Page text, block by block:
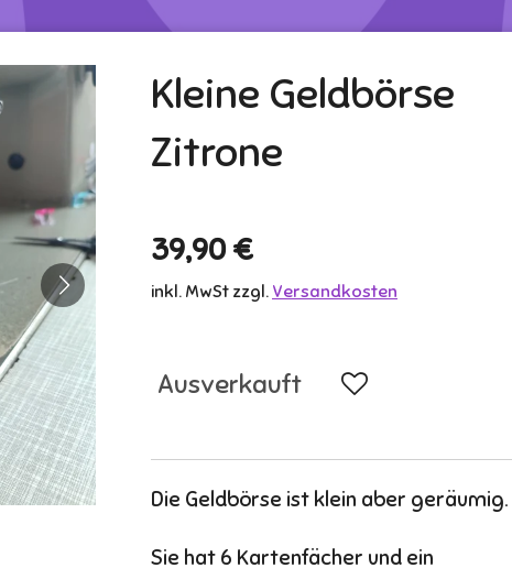
Kleine Geldbörse
Zitrone
39,90 €
inkl. MwSt zzgl. Versandkosten
Ausverkauft
Die Geldbörse ist klein aber geräumig.
Sie hat 6 Kartenfächer und ein